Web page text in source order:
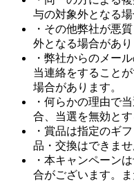
与の対象外となる場
・その他弊社が悪
外となる場合があり
・弊社からのメー
当連絡をすること
場合があります。
・何らかの理由で
合、当選を無効とす
・賞品は指定のギ
品・交換はできませ
・本キャンペーン
合がございます。